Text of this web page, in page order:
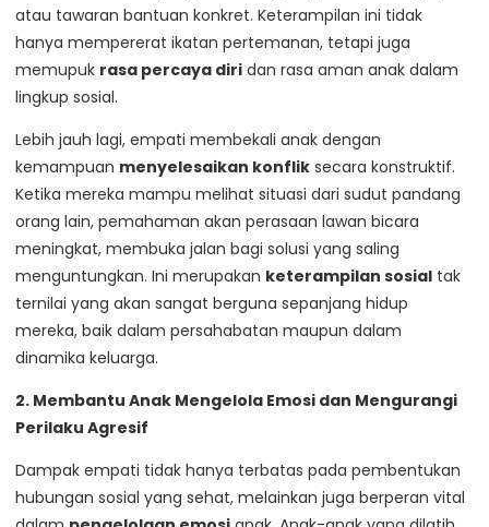
atau tawaran bantuan konkret. Keterampilan ini tidak
hanya mempererat ikatan pertemanan, tetapi juga
memupuk rasa percaya diri dan rasa aman anak dalam
lingkup sosial.
Lebih jauh lagi, empati membekali anak dengan
kemampuan menyelesaikan konflik secara konstruktif.
Ketika mereka mampu melihat situasi dari sudut pandang
orang lain, pemahaman akan perasaan lawan bicara
meningkat, membuka jalan bagi solusi yang saling
menguntungkan. Ini merupakan keterampilan sosial tak
ternilai yang akan sangat berguna sepanjang hidup
mereka, baik dalam persahabatan maupun dalam
dinamika keluarga.
2. Membantu Anak Mengelola Emosi dan Mengurangi
Perilaku Agresif
Dampak empati tidak hanya terbatas pada pembentukan
hubungan sosial yang sehat, melainkan juga berperan vital